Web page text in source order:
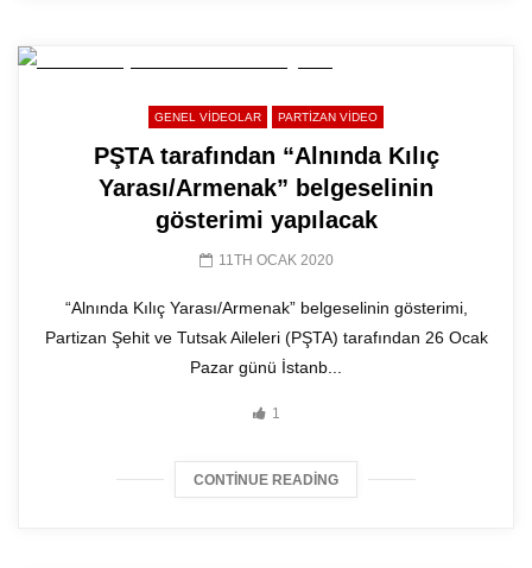
GENEL VIDEOLAR PARTIZAN VIDEO
PŞTA tarafından “Alnında Kılıç
Yarası/Armenak” belgeselinin
gösterimi yapılacak
11TH OCAK 2020
“Alnında Kılıç Yarası/Armenak” belgeselinin gösterimi,
Partizan Şehit ve Tutsak Aileleri (PŞTA) tarafından 26 Ocak
Pazar günü İstanb...
1
CONTINUE READING